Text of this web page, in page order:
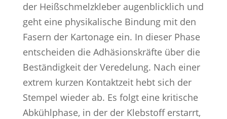
der Heißschmelzkleber augenblicklich und
geht eine physikalische Bindung mit den
Fasern der Kartonage ein. In dieser Phase
entscheiden die Adhäsionskräfte über die
Beständigkeit der Veredelung. Nach einer
extrem kurzen Kontaktzeit hebt sich der
Stempel wieder ab. Es folgt eine kritische
Abkühlphase, in der der Klebstoff erstarrt,